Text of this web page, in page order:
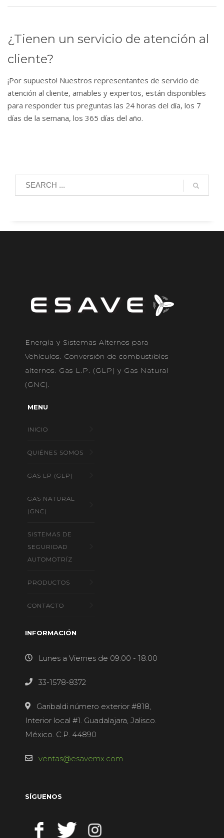
¿Tienen un servicio de atención al
cliente?
¡Por supuesto! Nuestros representantes de servicio de
atención al cliente, amables y expertos, están disponibles
para responder tus preguntas las 24 horas del día, los 7
días de la semana, los 365 días del año.
Energía y Sistemas Alternos para
Vehículos. Conversión de combustibles
alternos. Gas L.P. (GLP) y Gas Natural
(GNC).
MENU
INICIO
QUIÉNES SOMOS
GAS LP (GLP)
GAS NATURAL
(GNC)
SISTEMAS DE
SEGURIDAD
AUTOMOTRÍZ
PRODUCTOS
CONTACTO
INFORMACIÓN
Lunes a Viernes de 09.00 - 18.00
33-1578-8372
Garibaldi número exterior #818,
Interior local #1. Guadalajara, Jalisco.
México. C.P. 44890
ventas@esavemx.com
SÍGUENOS